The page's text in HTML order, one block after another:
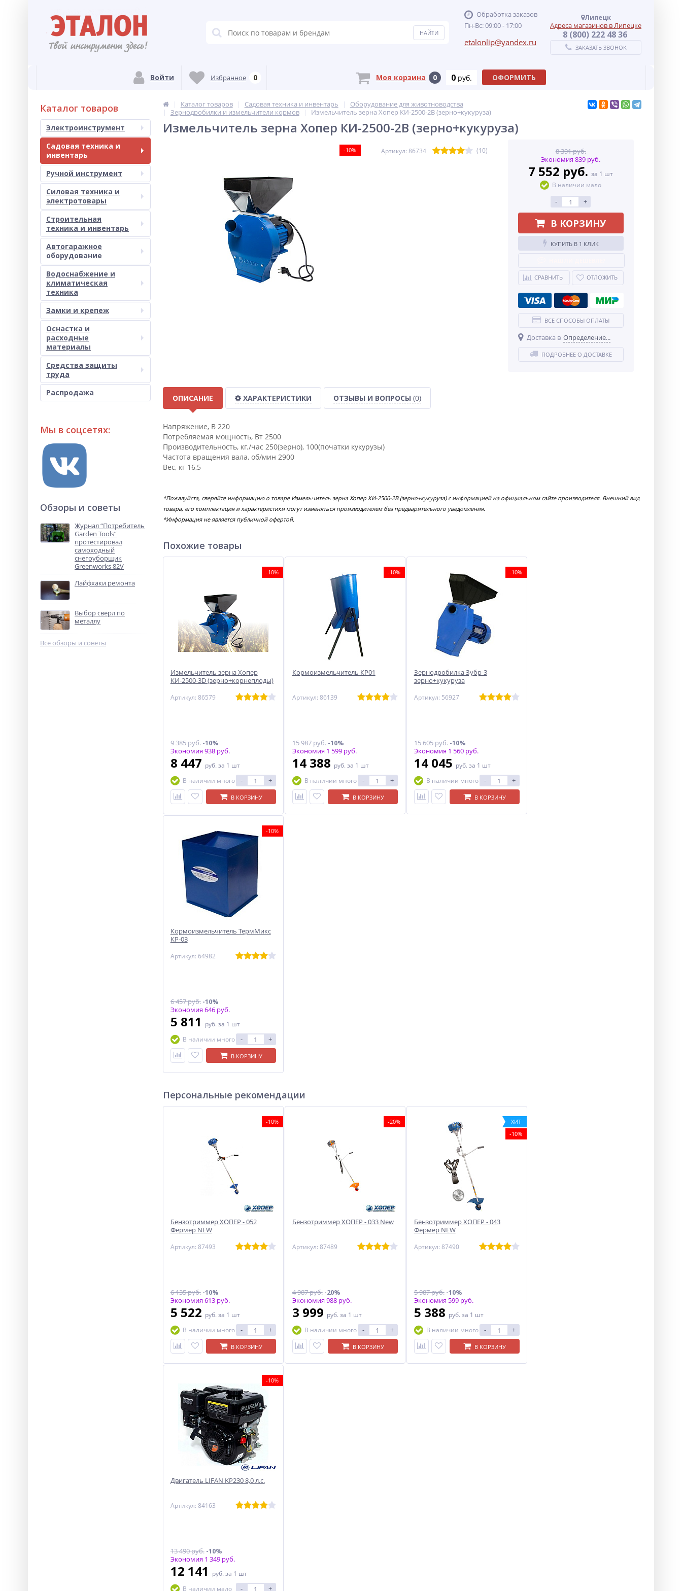
Обработка заказов
Пн-Вс: 09:00 - 17:00
etalonlip@yandex.ru
Липецк
Адреса магазинов в Липецке
8 (800) 222 48 36
ЗАКАЗАТЬ ЗВОНОК
Войти Избранное 0 Моя корзина 0 0 руб. ОФОРМИТЬ
Каталог товаров
Электроинструмент
Садовая техника и
инвентарь
Ручной инструмент
Силовая техника и
электротовары
Строительная
техника и инвентарь
Автогаражное
оборудование
Водоснабжение и
климатическая
техника
Замки и крепеж
Оснастка и
расходные
материалы
Средства защиты
труда
Распродажа
Мы в соцсетях:
Обзоры и советы
Журнал “Потребитель
Garden Tools”
протестировал
самоходный
снегоуборщик
Greenworks 82V
Лайфхаки ремонта
Выбор сверл по
металлу
Все обзоры и советы
Каталог товаров Садовая техника и инвентарь
Оборудование для животноводства
Зернодробилки и измельчители кормов
Измельчитель зерна Хопер КИ-2500-2В (зерно+кукуруза)
Измельчитель зерна Хопер КИ-2500-2В (зерно+кукуруза)
-10% Артикул: 86734 (10)
8 391 руб.
Экономия 839 руб.
7 552 руб.за 1 шт
В наличии мало
- +
В КОРЗИНУ
КУПИТЬ В 1 КЛИК
СРАВНИТЬ ОТЛОЖИТЬ
ВСЕ СПОСОБЫ ОПЛАТЫ
Доставка в Определение...
ПОДРОБНЕЕ О ДОСТАВКЕ
ОПИСАНИЕ ХАРАКТЕРИСТИКИ ОТЗЫВЫ И ВОПРОСЫ (0)
Напряжение, В 220
Потребляемая мощность, Вт 2500
Производительность, кг./час 250(зерно), 100(початки кукурузы)
Частота вращения вала, об/мин 2900
Вес, кг 16,5
*Пожалуйста, сверяйте информацию о товаре Измельчитель зерна Хопер КИ-2500-2В (зерно+кукуруза) с информацией на официальном сайте производителя. Внешний вид
товара, его комплектация и характеристики могут изменяться производителем без предварительного уведомления.
*Информация не является публичной офертой.
Похожие товары
-10%
Измельчитель зерна Хопер
КИ-2500-3D (зерно+корнеплоды)
Артикул: 86579
9 385 руб.-10%
Экономия 938 руб.
8 447 руб. за 1 шт
В наличии много
- +
В КОРЗИНУ
-10%
Кормоизмельчитель КР01
Артикул: 86139
15 987 руб.-10%
Экономия 1 599 руб.
14 388 руб. за 1 шт
В наличии много
- +
В КОРЗИНУ
-10%
Зернодробилка Зубр-3
зерно+кукуруза
Артикул: 56927
15 605 руб.-10%
Экономия 1 560 руб.
14 045 руб. за 1 шт
В наличии много
- +
В КОРЗИНУ
-10%
Кормоизмельчитель ТермМикс
КР-03
Артикул: 64982
6 457 руб.-10%
Экономия 646 руб.
5 811 руб. за 1 шт
В наличии много
- +
В КОРЗИНУ
Персональные рекомендации
-10%
Бензотриммер ХОПЕР - 052
Фермер NEW
Артикул: 87493
6 135 руб.-10%
Экономия 613 руб.
5 522 руб. за 1 шт
В наличии много
- +
В КОРЗИНУ
-20%
Бензотриммер ХОПЕР - 033 New
Артикул: 87489
4 987 руб.-20%
Экономия 988 руб.
3 999 руб. за 1 шт
В наличии много
- +
В КОРЗИНУ
ХИТ
-10%
Бензотриммер ХОПЕР - 043
Фермер NEW
Артикул: 87490
5 987 руб.-10%
Экономия 599 руб.
5 388 руб. за 1 шт
В наличии много
- +
В КОРЗИНУ
-10%
Двигатель LIFAN KP230 8,0 л.с.
Артикул: 84163
13 490 руб.-10%
Экономия 1 349 руб.
12 141 руб. за 1 шт
В наличии мало
- +